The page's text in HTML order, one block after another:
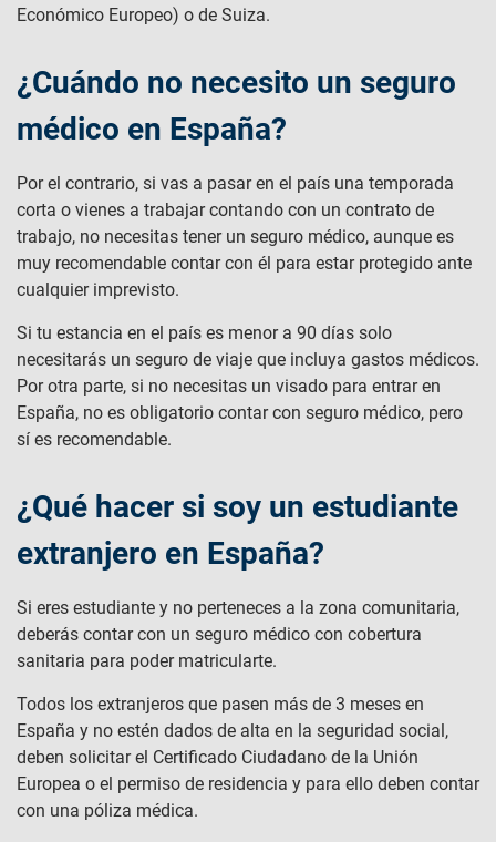
Económico Europeo) o de Suiza.
¿Cuándo no necesito un seguro
médico en España?
Por el contrario, si vas a pasar en el país una temporada
corta o vienes a trabajar contando con un contrato de
trabajo, no necesitas tener un seguro médico, aunque es
muy recomendable contar con él para estar protegido ante
cualquier imprevisto.
Si tu estancia en el país es menor a 90 días solo
necesitarás un seguro de viaje que incluya gastos médicos.
Por otra parte, si no necesitas un visado para entrar en
España, no es obligatorio contar con seguro médico, pero
sí es recomendable.
¿Qué hacer si soy un estudiante
extranjero en España?
Si eres estudiante y no perteneces a la zona comunitaria,
deberás contar con un seguro médico con cobertura
sanitaria para poder matricularte.
Todos los extranjeros que pasen más de 3 meses en
España y no estén dados de alta en la seguridad social,
deben solicitar el Certificado Ciudadano de la Unión
Europea o el permiso de residencia y para ello deben contar
con una póliza médica.